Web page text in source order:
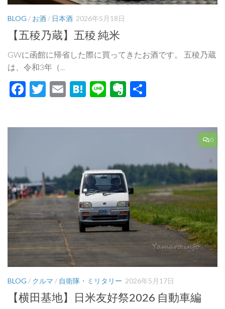
BLOG / お酒 / 日本酒 2026年5月18日
【五稜乃蔵】五稜 純米
GWに函館に帰省した際に買ってきたお酒です。 五稜乃蔵
は、令和3年（...
Facebook
Twitter
EmailHatena
LineEvernote
0
BLOG / クルマ / 自衛隊・ミリタリー 2026年5月17日
【横田基地】日米友好祭2026 自動車編